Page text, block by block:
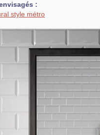
:
style métro